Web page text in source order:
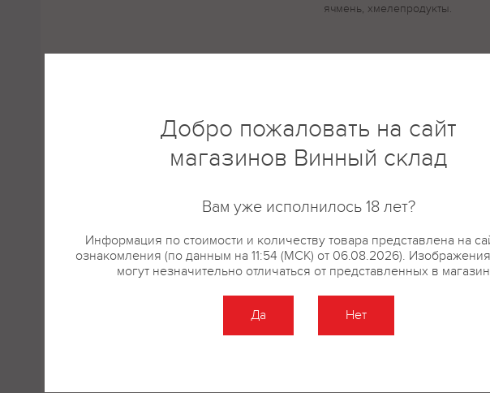
ячмень, хмелепродукты.
Добро пожаловать на сайт
магазинов Винный склад
Вам уже исполнилось 18 лет?
Информация по стоимости и количеству товара представлена на
ознакомления (по данным на 11:54 (МСК) от 06.08.2026).
могут незначительно отличаться от представленных в
Да Нет